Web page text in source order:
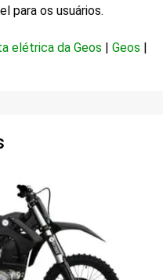
para os usuários.
elétrica da Geos Geos